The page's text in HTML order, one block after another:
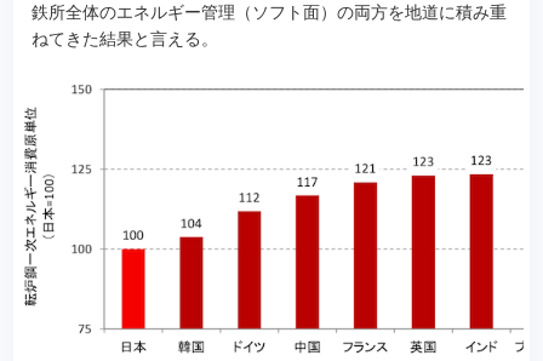
鉄所全体のエネルギー管理（ソフト面）の両方を地道に積み重
ねてきた結果と言える。